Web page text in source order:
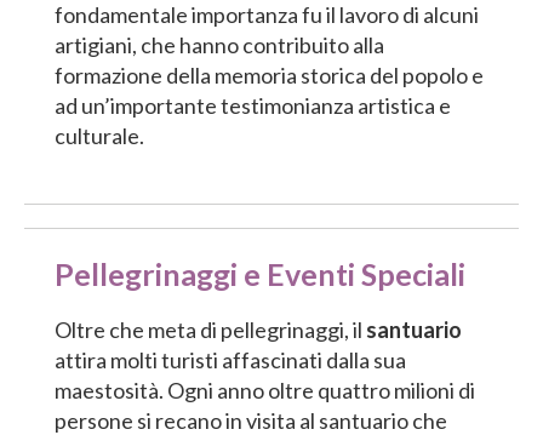
fondamentale importanza fu il lavoro di alcuni
artigiani, che hanno contribuito alla
formazione della memoria storica del popolo e
ad un’importante testimonianza artistica e
culturale.
Pellegrinaggi e Eventi Speciali
Oltre che meta di pellegrinaggi, il santuario
attira molti turisti affascinati dalla sua
maestosità. Ogni anno oltre quattro milioni di
persone si recano in visita al santuario che